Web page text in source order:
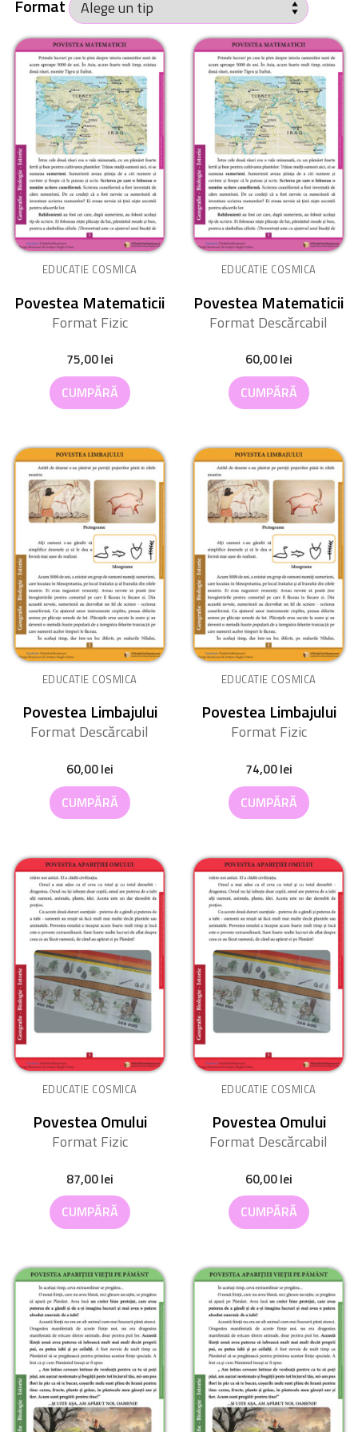
Format
EDUCATIE COSMICA
Povestea Matematicii
Format Fizic
75,00lei
CUMPĂRĂ
EDUCATIE COSMICA
Povestea Matematicii
Format Descărcabil
60,00lei
CUMPĂRĂ
EDUCATIE COSMICA
Povestea Limbajului
Format Descărcabil
60,00lei
CUMPĂRĂ
EDUCATIE COSMICA
Povestea Limbajului
Format Fizic
74,00lei
CUMPĂRĂ
EDUCATIE COSMICA
Povestea Omului
Format Fizic
87,00lei
CUMPĂRĂ
EDUCATIE COSMICA
Povestea Omului
Format Descărcabil
60,00lei
CUMPĂRĂ